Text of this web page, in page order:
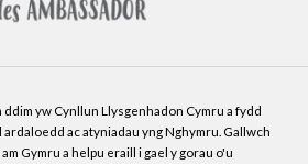
yw Cynllun Llysgenhadon Cymru a fydd
ac atyniadau yng Nghymru. Gallwch
Gymru a helpu eraill i gael y gorau o'u